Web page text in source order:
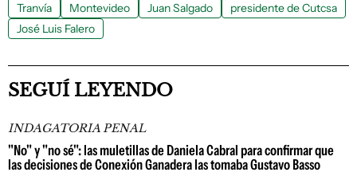
Tranvía Montevideo Juan Salgado
presidente de Cutcsa
José Luis Falero
SEGUÍ LEYENDO
INDAGATORIA PENAL
"No" y "no sé": las muletillas de Daniela Cabral para confirmar que
las decisiones de Conexión Ganadera las tomaba Gustavo Basso